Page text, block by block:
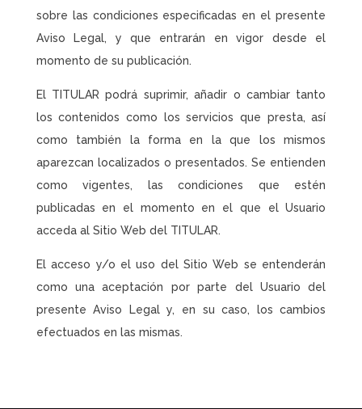
sobre las condiciones especificadas en el presente
Aviso Legal, y que entrarán en vigor desde el
momento de su publicación.
El TITULAR podrá suprimir, añadir o cambiar tanto
los contenidos como los servicios que presta, así
como también la forma en la que los mismos
aparezcan localizados o presentados. Se entienden
como vigentes, las condiciones que estén
publicadas en el momento en el que el Usuario
acceda al Sitio Web del TITULAR.
El acceso y/o el uso del Sitio Web se entenderán
como una aceptación por parte del Usuario del
presente Aviso Legal y, en su caso, los cambios
efectuados en las mismas.